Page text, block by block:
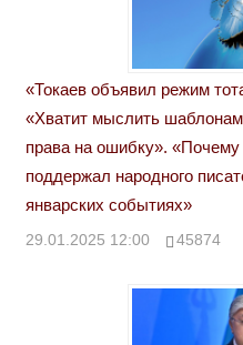
«Токаев объявил режим
«Хватит мыслить
права на ошибку».
поддержал народного
январских событиях»
29.01.2025 12:00 45874